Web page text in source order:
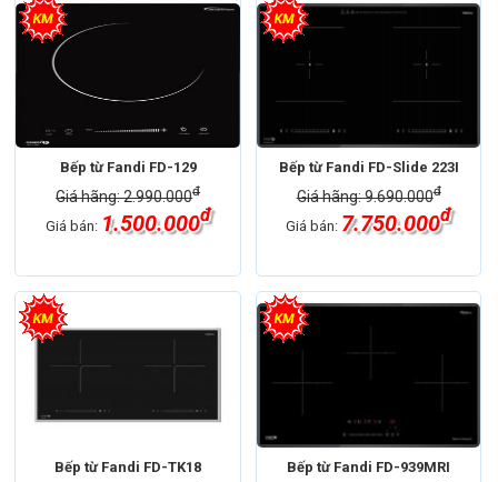
Bếp từ Fandi FD-129
Giá hãng: 2.990.000đ
Giá bán: 1.500.000đ
Bếp từ Fandi FD-Slide 223I
Giá hãng: 9.690.000đ
Giá bán: 7.750.000đ
Bếp từ Fandi FD-TK18 Bếp từ Fandi FD-939MRI